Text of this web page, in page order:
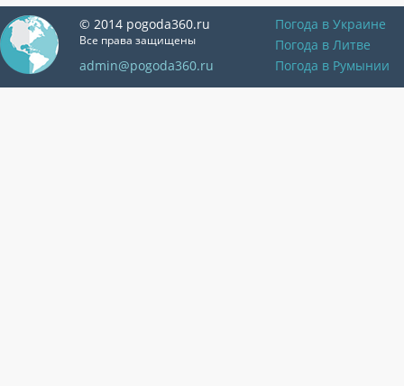
© 2014 pogoda360.ru
Все права защищены
admin@pogoda360.ru
Погода в Украине
Погода в Литве
Погода в Румынии